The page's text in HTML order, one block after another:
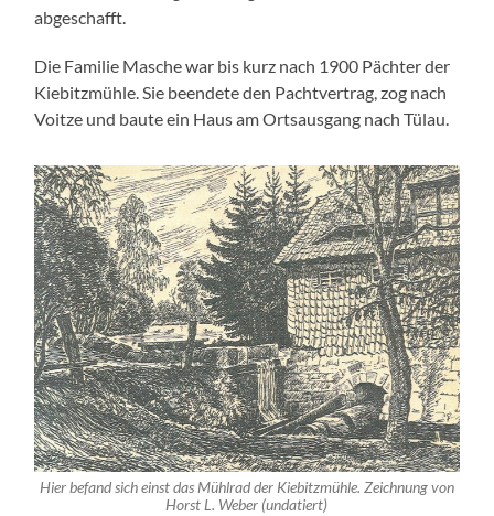
abgeschafft.
Die Familie Masche war bis kurz nach 1900 Pächter der
Kiebitzmühle. Sie beendete den Pachtvertrag, zog nach
Voitze und baute ein Haus am Ortsausgang nach Tülau.
Hier befand sich einst das Mühlrad der Kiebitzmühle. Zeichnung von
Horst L. Weber (undatiert)